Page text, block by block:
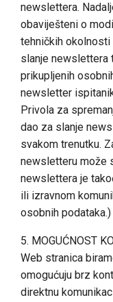
newslettera.
obaviješteni o
tehničkih
slanje newslettera
prikupljenih
newsletter
Privola za
dao za slanje
svakom trenutku.
newsletteru može
newslettera je
ili izravnom
osobnih podataka.)
5. MOGUĆNOST
Web stranica
omogućuju brz
direktnu